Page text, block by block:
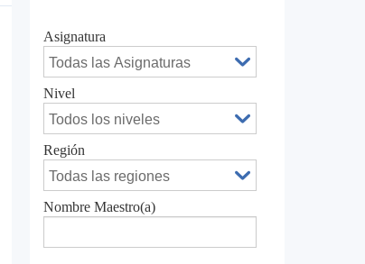
Asignatura
Nivel
Región
Nombre Maestro(a)